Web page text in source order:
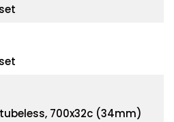
700x32c (34mm)